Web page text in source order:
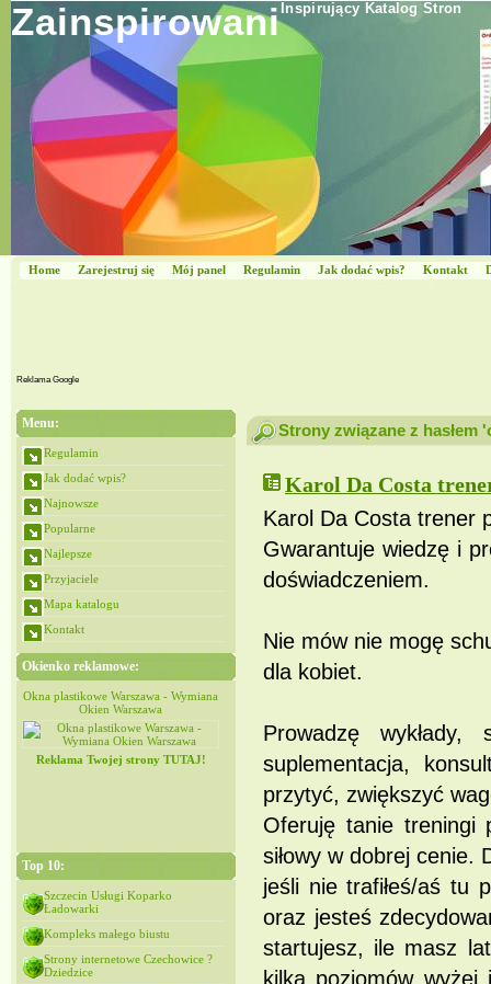
Zainspirowani Inspirujący Katalog Stron
Home Zarejestruj się Mój panel Regulamin Jak dodać wpis? Kontakt
Reklama Google
Menu:
Regulamin
Jak dodać wpis?
Najnowsze
Popularne
Najlepsze
Przyjaciele
Mapa katalogu
Kontakt
Okienko reklamowe:
Okna plastikowe Warszawa - Wymiana
Okien Warszawa
Reklama Twojej strony TUTAJ!
Top 10:
Szczecin Usługi Koparko
Ładowarki
Kompleks małego biustu
Strony internetowe Czechowice ?
Dziedzice
Strony związane z hasłem
Karol Da Costa
Karol Da Costa trener
Gwarantuje wiedzę i
doświadczeniem.
Nie mów nie mogę
dla kobiet.
Prowadzę
suplementacja,
przytyć, zwiększyć
Oferuję tanie treningi
siłowy w dobrej cenie.
jeśli nie trafiłeś/aś tu
oraz jesteś
startujesz, ile masz
kilka poziomów